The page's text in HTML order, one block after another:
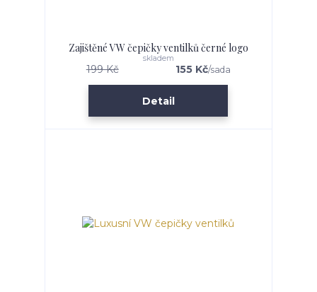
Zajištěné VW čepičky ventilků černé logo
199 Kč 155 Kč/sada
skladem
Detail